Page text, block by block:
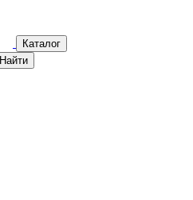
Каталог
Найти